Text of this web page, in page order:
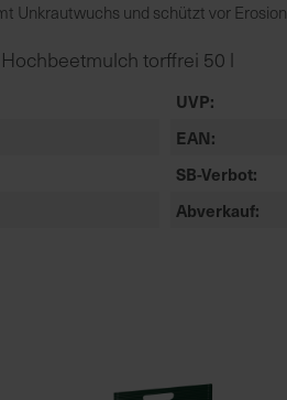
Unkrautwuchs und schützt vor
torffrei 50 l
UVP
EAN
SB-Verbot
Abverkauf